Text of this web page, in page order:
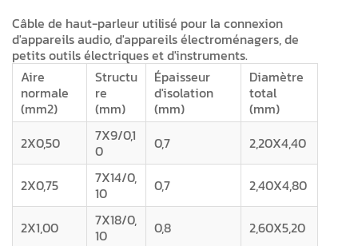
Câble de haut-parleur utilisé pour la connexion
d'appareils audio, d'appareils électroménagers, de
petits outils électriques et d'instruments.
Aire
normale
(mm2)
Structu
re
(mm)
Épaisseur
d'isolation
(mm)
Diamètre
total
(mm)
2X0,50
7X9/0,1
0
0,7 2,20X4,40
2X0,75
7X14/0,
10
0,7 2,40X4,80
2X1,00
7X18/0,
10
0,8 2,60X5,20